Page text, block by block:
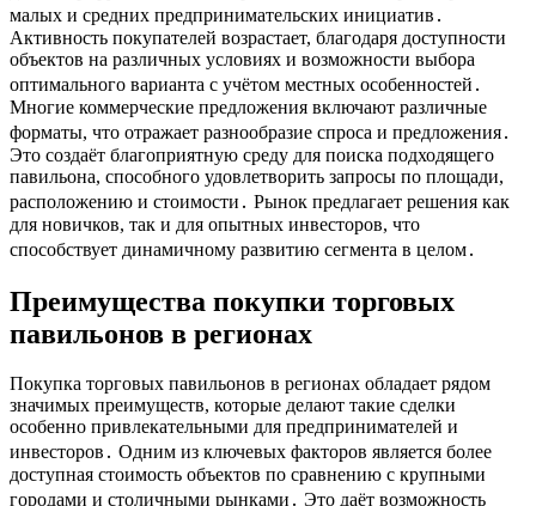
малых и средних предпринимательских инициатив․
Активность покупателей возрастает, благодаря доступности
объектов на различных условиях и возможности выбора
оптимального варианта с учётом местных особенностей․
Многие коммерческие предложения включают различные
форматы, что отражает разнообразие спроса и предложения․
Это создаёт благоприятную среду для поиска подходящего
павильона, способного удовлетворить запросы по площади,
расположению и стоимости․ Рынок предлагает решения как
для новичков, так и для опытных инвесторов, что
способствует динамичному развитию сегмента в целом․
Преимущества покупки торговых
павильонов в регионах
Покупка торговых павильонов в регионах обладает рядом
значимых преимуществ, которые делают такие сделки
особенно привлекательными для предпринимателей и
инвесторов․ Одним из ключевых факторов является более
доступная стоимость объектов по сравнению с крупными
городами и столичными рынками․ Это даёт возможность